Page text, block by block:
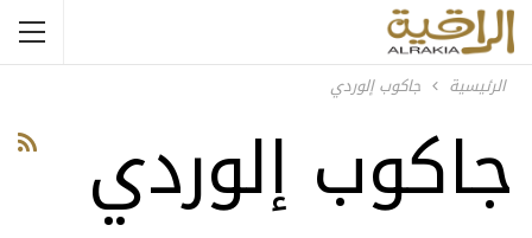
الرئيسية جاكوب إلوردي
جاكوب إلوردي